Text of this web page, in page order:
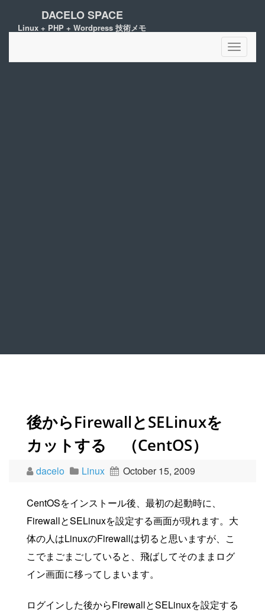
DACELO SPACE
Linux + PHP + Wordpress 技術メモ
後からFirewallとSELinuxを
カットする （CentOS）
dacelo Linux October 15, 2009
CentOSをインストール後、最初の起動時に、
FirewallとSELinuxを設定する画面が現れます。大
体の人はLinuxのFirewallは切ると思いますが、こ
こでまごまごしていると、飛ばしてそのままログ
イン画面に移ってしまいます。
ログインした後からFirewallとSELinuxを設定する